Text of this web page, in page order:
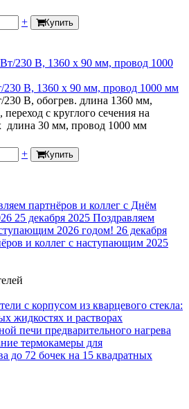
+ Купить
В, 1360 x 90 мм, провод 1000 мм
В, обогрев. длина 1360 мм,
с круглого сечения на
длина 30 мм, провод 1000 мм
+ Купить
партнёров и коллег с Днём
25 декабря 2025 Поздравляем
2026 годом! 26 декабря
и коллег с наступающим 2025
с корпусом из кварцевого стекла:
жидкостях и растворах
печи предварительного нагрева
термокамеры для
до 72 бочек на 15 квадратных